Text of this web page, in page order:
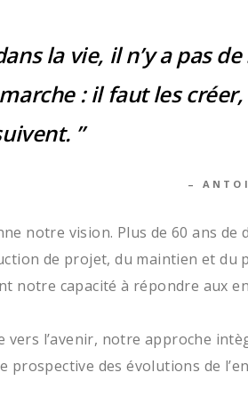
la vie, il n’y a pas
: il faut les
”
–
notre vision. Plus de 60 ans de
de projet, du maintien et du
notre capacité à répondre aux
vers l’avenir, notre approche
prospective des évolutions de